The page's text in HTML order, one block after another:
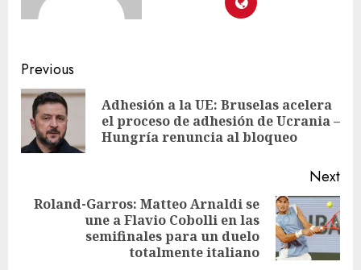
Previous
Adhesión a la UE: Bruselas acelera
el proceso de adhesión de Ucrania –
Hungría renuncia al bloqueo
Next
Roland-Garros: Matteo Arnaldi se
une a Flavio Cobolli en las
semifinales para un duelo
totalmente italiano